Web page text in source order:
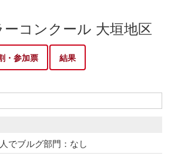
コンクール 大垣地区
・参加票 結果
でブルグ部門：なし